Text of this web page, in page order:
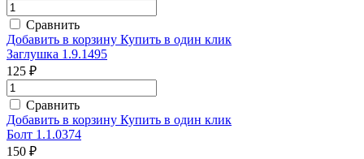
Сравнить
Добавить в корзину Купить в один клик
Заглушка 1.9.1495
125 ₽
Сравнить
Добавить в корзину Купить в один клик
Болт 1.1.0374
150 ₽